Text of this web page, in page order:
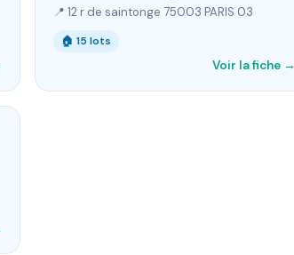
📍 12 r de saintonge 75003 PARIS 03
🏠 15 lots
Voir la fiche →